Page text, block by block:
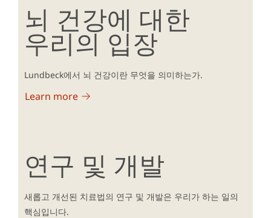
뇌 건강에 대한
우리의 입장
Lundbeck에서 뇌 건강이란 무엇을 의미하는가.
Learn more
연구 및 개발
새롭고 개선된 치료법의 연구 및 개발은 우리가 하는 일의
핵심입니다.